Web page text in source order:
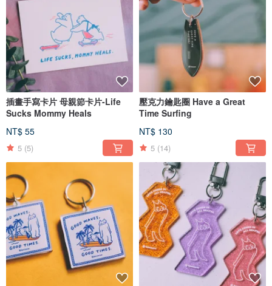
插畫手寫卡片 母親節卡片-Life
Sucks Mommy Heals
NT$ 55
5 (5)
壓克力鑰匙圈 Have a Great
Time Surfing
NT$ 130
5 (14)